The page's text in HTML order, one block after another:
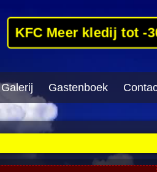
KFC Meer kledij tot -
Galerij Gastenboek